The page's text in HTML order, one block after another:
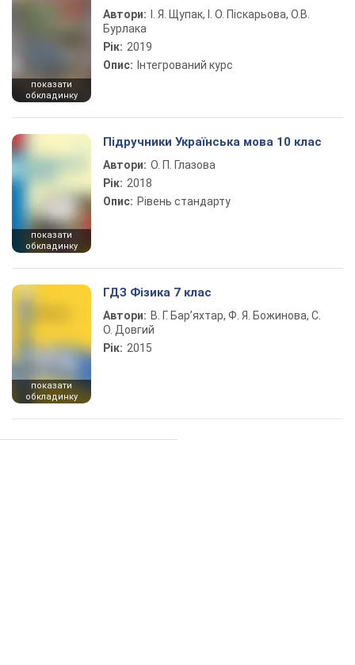
показати
обкладинку
Автори:
І. Я. Щупак, І. О. Піскарьова, О.В.
Бурлака
Рік: 2019
Опис: Інтегрований курс
показати
обкладинку
Підручники Українська мова 10 клас
Автори: О. П. Глазова
Рік: 2018
Опис: Рівень стандарту
показати
обкладинку
ГДЗ Фізика 7 клас
Автори: В. Г. Бар’яхтар, Ф. Я. Божинова, С.
О. Довгий
Рік: 2015